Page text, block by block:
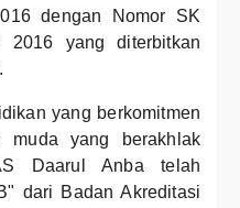
dengan Nomor SK
2016 yang diterbitkan
yang berkomitmen
muda yang berakhlak
Daarul Anba telah
dari Badan Akreditasi